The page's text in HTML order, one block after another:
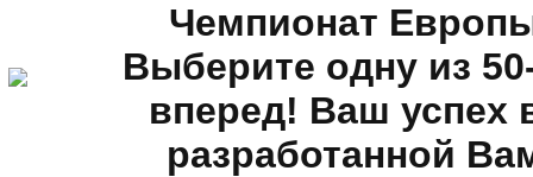
Чемпионат
Выберите одну из
вперед! Ваш успех
разработанной